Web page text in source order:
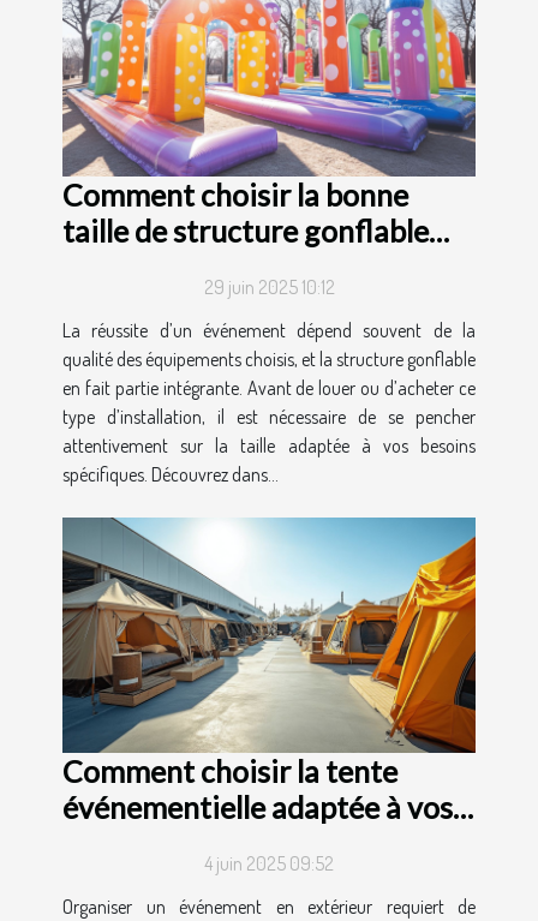
Comment choisir la bonne
taille de structure gonflable
29 juin 2025 10:12
La réussite d’un événement dépend souvent de la
qualité des équipements choisis, et la structure gonflable
en fait partie intégrante. Avant de louer ou d’acheter ce
type d’installation, il est nécessaire de se pencher
attentivement sur la taille adaptée à vos besoins
spécifiques. Découvrez dans...
Comment choisir la tente
événementielle adaptée à vos
4 juin 2025 09:52
Organiser un événement en extérieur requiert de